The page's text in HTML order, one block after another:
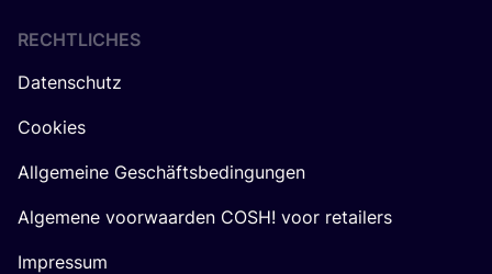
RECHTLICHES
Datenschutz
Cookies
Allgemeine Geschäftsbedingungen
Algemene voorwaarden COSH! voor retailers
Impressum